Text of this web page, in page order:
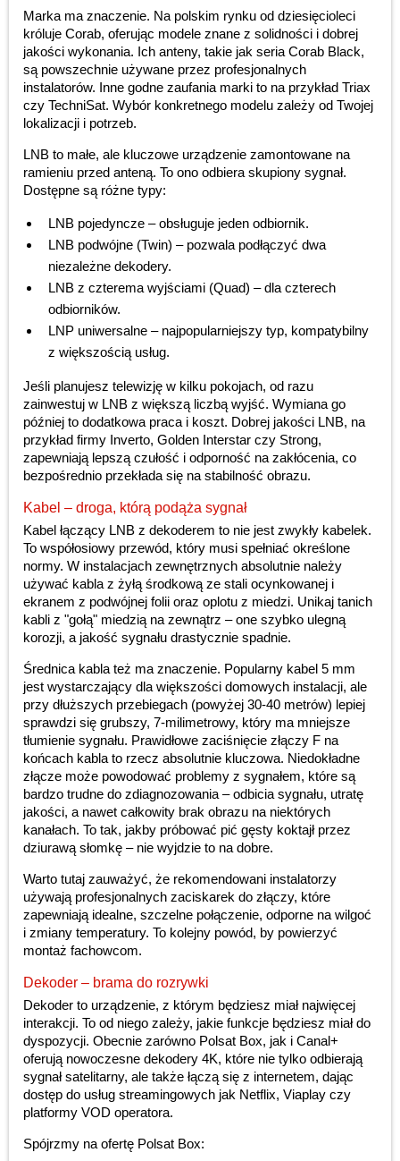
Marka ma znaczenie. Na polskim rynku od dziesięcioleci
króluje Corab, oferując modele znane z solidności i dobrej
jakości wykonania. Ich anteny, takie jak seria Corab Black,
są powszechnie używane przez profesjonalnych
instalatorów. Inne godne zaufania marki to na przykład Triax
czy TechniSat. Wybór konkretnego modelu zależy od Twojej
lokalizacji i potrzeb.
LNB to małe, ale kluczowe urządzenie zamontowane na
ramieniu przed anteną. To ono odbiera skupiony sygnał.
Dostępne są różne typy:
LNB pojedyncze – obsługuje jeden odbiornik.
LNB podwójne (Twin) – pozwala podłączyć dwa
niezależne dekodery.
LNB z czterema wyjściami (Quad) – dla czterech
odbiorników.
LNP uniwersalne – najpopularniejszy typ, kompatybilny
z większością usług.
Jeśli planujesz telewizję w kilku pokojach, od razu
zainwestuj w LNB z większą liczbą wyjść. Wymiana go
później to dodatkowa praca i koszt. Dobrej jakości LNB, na
przykład firmy Inverto, Golden Interstar czy Strong,
zapewniają lepszą czułość i odporność na zakłócenia, co
bezpośrednio przekłada się na stabilność obrazu.
Kabel – droga, którą podąża sygnał
Kabel łączący LNB z dekoderem to nie jest zwykły kabelek.
To współosiowy przewód, który musi spełniać określone
normy. W instalacjach zewnętrznych absolutnie należy
używać kabla z żyłą środkową ze stali ocynkowanej i
ekranem z podwójnej folii oraz oplotu z miedzi. Unikaj tanich
kabli z "gołą" miedzią na zewnątrz – one szybko ulegną
korozji, a jakość sygnału drastycznie spadnie.
Średnica kabla też ma znaczenie. Popularny kabel 5 mm
jest wystarczający dla większości domowych instalacji, ale
przy dłuższych przebiegach (powyżej 30-40 metrów) lepiej
sprawdzi się grubszy, 7-milimetrowy, który ma mniejsze
tłumienie sygnału. Prawidłowe zaciśnięcie złączy F na
końcach kabla to rzecz absolutnie kluczowa. Niedokładne
złącze może powodować problemy z sygnałem, które są
bardzo trudne do zdiagnozowania – odbicia sygnału, utratę
jakości, a nawet całkowity brak obrazu na niektórych
kanałach. To tak, jakby próbować pić gęsty koktajł przez
dziurawą słomkę – nie wyjdzie to na dobre.
Warto tutaj zauważyć, że rekomendowani instalatorzy
używają profesjonalnych zaciskarek do złączy, które
zapewniają idealne, szczelne połączenie, odporne na wilgoć
i zmiany temperatury. To kolejny powód, by powierzyć
montaż fachowcom.
Dekoder – brama do rozrywki
Dekoder to urządzenie, z którym będziesz miał najwięcej
interakcji. To od niego zależy, jakie funkcje będziesz miał do
dyspozycji. Obecnie zarówno Polsat Box, jak i Canal+
oferują nowoczesne dekodery 4K, które nie tylko odbierają
sygnał satelitarny, ale także łączą się z internetem, dając
dostęp do usług streamingowych jak Netflix, Viaplay czy
platformy VOD operatora.
Spójrzmy na ofertę Polsat Box: